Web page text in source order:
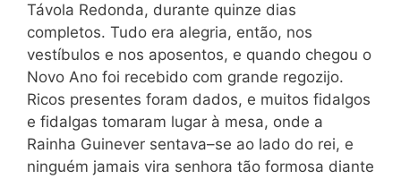
Távola Redonda, durante quinze dias
completos. Tudo era alegria, então, nos
vestíbulos e nos aposentos, e quando chegou o
Novo Ano foi recebido com grande regozijo.
Ricos presentes foram dados, e muitos fidalgos
e fidalgas tomaram lugar à mesa, onde a
Rainha Guinever sentava–se ao lado do rei, e
ninguém jamais vira senhora tão formosa diante